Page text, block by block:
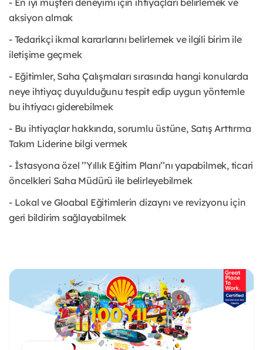
- En iyi müşteri deneyimi için ihtiyaçları belirlemek ve
aksiyon almak
- Tedarikçi ikmal kararlarını belirlemek ve ilgili birim ile
iletişime geçmek
- Eğitimler, Saha Çalışmaları sırasında hangi konularda
neye ihtiyaç duyulduğunu tespit edip uygun yöntemle
bu ihtiyacı giderebilmek
- Bu ihtiyaçlar hakkında, sorumlu üstüne, Satış Arttırma
Takım Liderine bilgi vermek
- İstasyona özel ’’Yıllık Eğitim Planı’’nı yapabilmek, ticari
öncelkleri Saha Müdürü ile belirleyebilmek
- Lokal ve Gloabal Eğitimlerin dizaynı ve revizyonu için
geri bildirim sağlayabilmek